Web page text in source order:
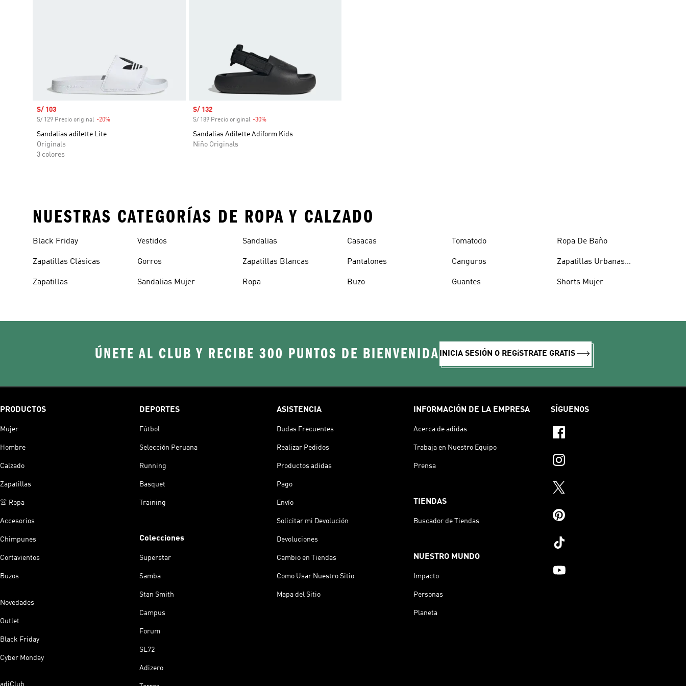
Precio de venta
S/ 103
S/ 129 Precio original -20%
Sandalias adilette Lite
Originals
3 colores
Precio de venta
S/ 132
S/ 189 Precio original -30%Descuento
Sandalias Adilette Adiform Kids
Niño Originals
NUESTRAS CATEGORÍAS DE ROPA Y CALZADO
Black Friday
Zapatillas Clásicas
Zapatillas
Vestidos
Gorros
Sandalias Mujer
Sandalias
Zapatillas Blancas
Ropa
Casacas
Pantalones
Buzo
Tomatodo
Canguros
Guantes
Ropa De Baño
Zapatillas Urbanas
Shorts Mujer
ÚNETE AL CLUB Y RECIBE 300 PUNTOS DE BIENVENIDA INICIA SESIÓN O REGíSTRATE GRATIS
PRODUCTOS
Mujer
Hombre
Calzado
Zapatillas
👚 Ropa
Accesorios
Chimpunes
Cortavientos
Buzos
Novedades
Outlet
Black Friday
Cyber Monday
adiClub
DEPORTES
Fútbol
Selección Peruana
Running
Basquet
Training
Colecciones
Superstar
Samba
Stan Smith
Campus
Forum
SL72
Adizero
ASISTENCIA
Dudas Frecuentes
Realizar Pedidos
Productos adidas
Pago
Envío
Solicitar mi Devolución
Devoluciones
Cambio en Tiendas
Como Usar Nuestro Sitio
Mapa del Sitio
INFORMACIÓN DE LA EMPRESA
Acerca de adidas
Trabaja en Nuestro Equipo
Prensa
TIENDAS
Buscador de Tiendas
NUESTRO MUNDO
Impacto
Personas
Planeta
SÍGUENOS